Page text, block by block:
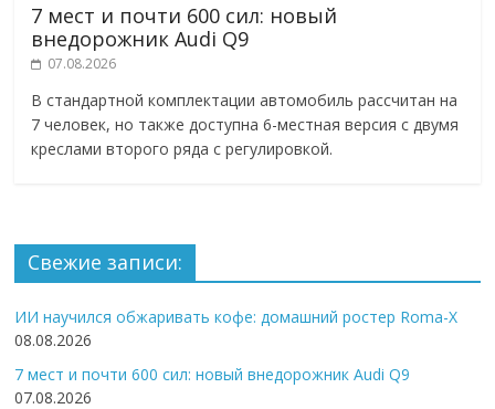
7 мест и почти 600 сил: новый
внедорожник Audi Q9
07.08.2026
В стандартной комплектации автомобиль рассчитан на
7 человек, но также доступна 6-местная версия с двумя
креслами второго ряда с регулировкой.
Свежие записи:
ИИ научился обжаривать кофе: домашний ростер Roma-X
08.08.2026
7 мест и почти 600 сил: новый внедорожник Audi Q9
07.08.2026